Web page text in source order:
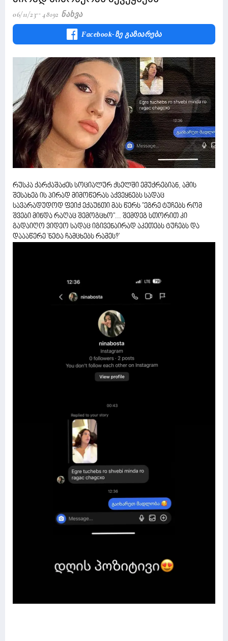
06/11/23 48192 Ნახვა
Facebook-Ზე Გაზიარება
რუსკა ქარქაშაძეს სოციალურ ქსელში ემუქრებიან, ამის
შესახებ ის პირად მიმოწერას აქვეყნებს სადაც
სავარადუდოდ ფეიქ ექაუნთი მას წერს "ეგრე ტუჩებს რომ
შვები მინდა რაღაც შემოგცხო"... შემდეგ სთორით კი
გადაიღო ვიდეო სადაც იგივენაირად აკეთებს ტუჩებს და
დაააწერე 'ნეტა ჩამცხებს რამეს?'